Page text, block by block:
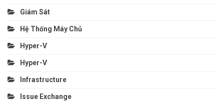
Giám Sát
Hệ Thống Máy Chủ
Hyper-V
Hyper-V
Infrastructure
Issue Exchange